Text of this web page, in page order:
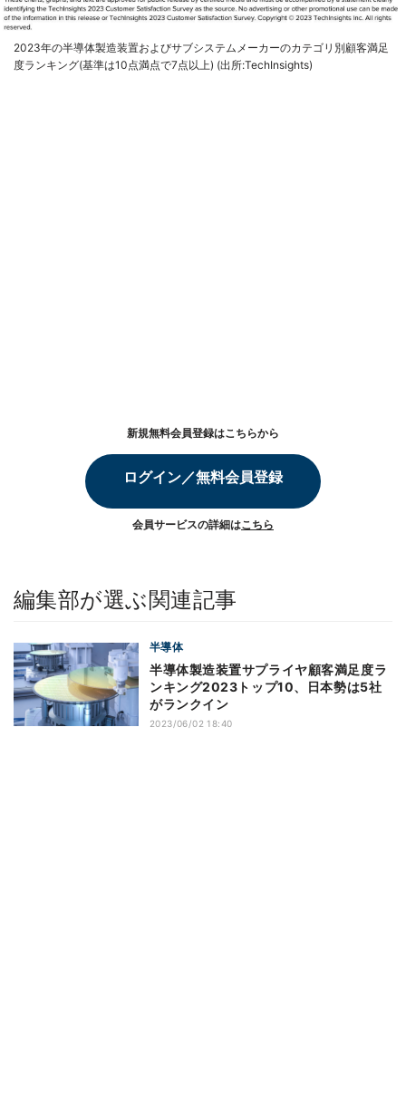
2023年の半導体製造装置およびサブシステムメーカーのカテゴリ別顧客満足
度ランキング(基準は10点満点で7点以上) (出所:TechInsights)
新規無料会員登録はこちらから
ログイン／無料会員登録
会員サービスの詳細はこちら
編集部が選ぶ関連記事
半導体
半導体製造装置サプライヤ顧客満足度ラ
ンキング2023トップ10、日本勢は5社
がランクイン
2023/06/02 18:40